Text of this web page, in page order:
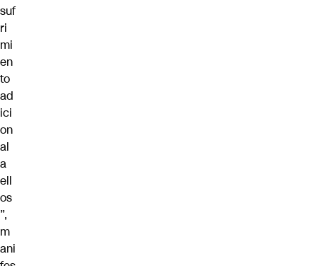
suf
ri
mi
en
to
ad
ici
on
al
a
ell
os
”,
m
ani